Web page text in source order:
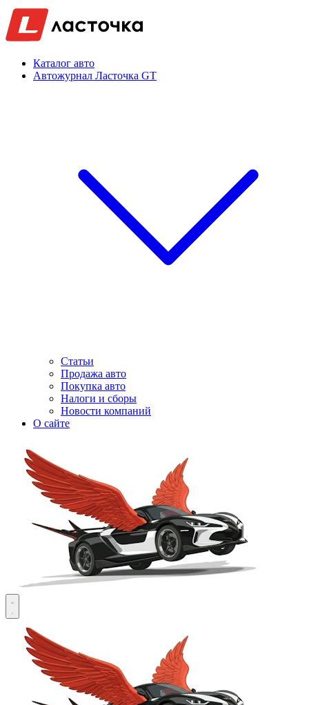
Каталог авто
Автожурнал Ласточка GT
Статьи
Продажа авто
Покупка авто
Налоги и сборы
Новости компаний
О сайте